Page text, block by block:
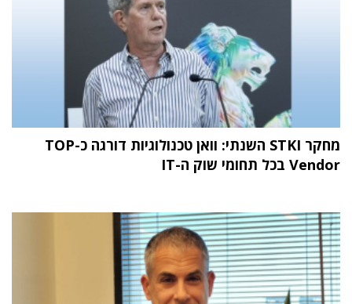
מחקר STKI השנתי: וואן טכנולוגיות דורגה כ-TOP
Vendor בכל תחומי שוק ה-IT